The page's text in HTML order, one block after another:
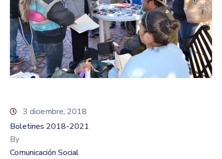
3 diciembre, 2018
Boletines 2018-2021
By
Comunicación Social